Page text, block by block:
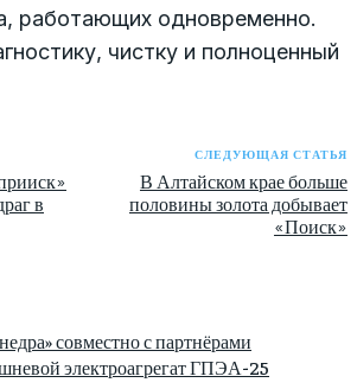
работающих одновременно.
чистку и полноценный
в
СЛЕДУЮЩАЯ СТАТЬЯ
В Алтайском крае больше
половины золота добывает
«Поиск»
совместно с партнёрами
электроагрегат ГПЭА-25